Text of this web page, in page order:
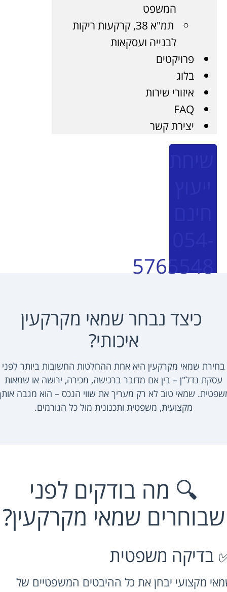
המשפט
תמ"א 38, קרקעות ריקות
לבנייה ועסקאות
פרויקטים
בלוג
איזורי שירות
FAQ
יצירת קשר
כיצד נבחר שמאי מקרקעין
איכותי?
שמאי מקרקעין היא אחת ההחלטות החשובות ביותר לפני
נדל"ן – בין אם מדובר ברכישה, מכירה, ירושה או שמאות
שמאי טוב לא רק מעריך את שווי הנכס – הוא מגבה אותך
מקצועית, משפטית ותכנונית מול כל הגורמים.
🔍 מה בודקים לפני
שמאי מקרקעין?
משפטית
יבחן את כל ההיבטים המשפטיים של